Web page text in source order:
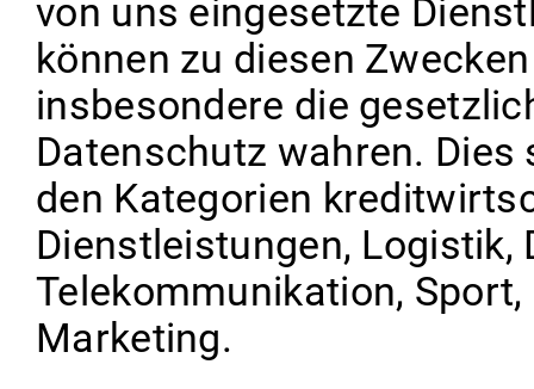
von uns eingesetzte
können zu diesen
insbesondere die
Datenschutz wahren. Dies
den Kategorien
Dienstleistungen,
Telekommunikation,
Marketing.